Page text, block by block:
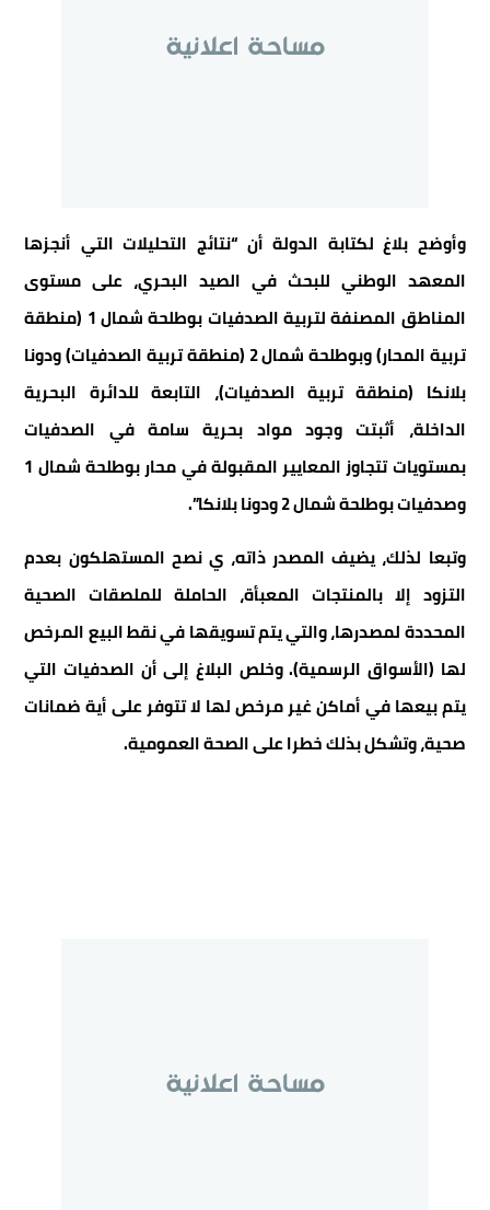
وأوضح بلاغ لكتابة الدولة أن “نتائج التحليلات التي أنجزها
المعهد الوطني للبحث في الصيد البحري، على مستوى
المناطق المصنفة لتربية الصدفيات بوطلحة شمال 1 (منطقة
تربية المحار) وبوطلحة شمال 2 (منطقة تربية الصدفيات) ودونا
بلانكا (منطقة تربية الصدفيات)، التابعة للدائرة البحرية
الداخلة، أثبتت وجود مواد بحرية سامة في الصدفيات
بمستويات تتجاوز المعايير المقبولة في محار بوطلحة شمال 1
وصدفيات بوطلحة شمال 2 ودونا بلانكا”.
وتبعا لذلك، يضيف المصدر ذاته، ي نصح المستهلكون بعدم
التزود إلا بالمنتجات المعبأة، الحاملة للملصقات الصحية
المحددة لمصدرها، والتي يتم تسويقها في نقط البيع المرخص
لها (الأسواق الرسمية). وخلص البلاغ إلى أن الصدفيات التي
يتم بيعها في أماكن غير مرخص لها لا تتوفر على أية ضمانات
صحية، وتشكل بذلك خطرا على الصحة العمومية.